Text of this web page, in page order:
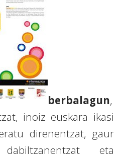
berbalagun,
inoiz euskara ikasi
direnentzat, gaur
eta